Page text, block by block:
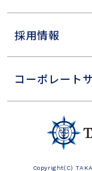
採用情報
コーポレート
Copyright(C)